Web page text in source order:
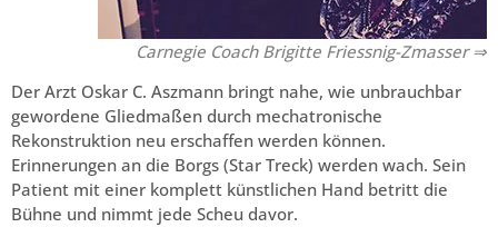
Carnegie Coach Brigitte Friessnig-Zmasser ⇒
Der Arzt Oskar C. Aszmann bringt nahe, wie unbrauchbar
gewordene Gliedmaßen durch mechatronische
Rekonstruktion neu erschaffen werden können.
Erinnerungen an die Borgs (Star Treck) werden wach. Sein
Patient mit einer komplett künstlichen Hand betritt die
Bühne und nimmt jede Scheu davor.